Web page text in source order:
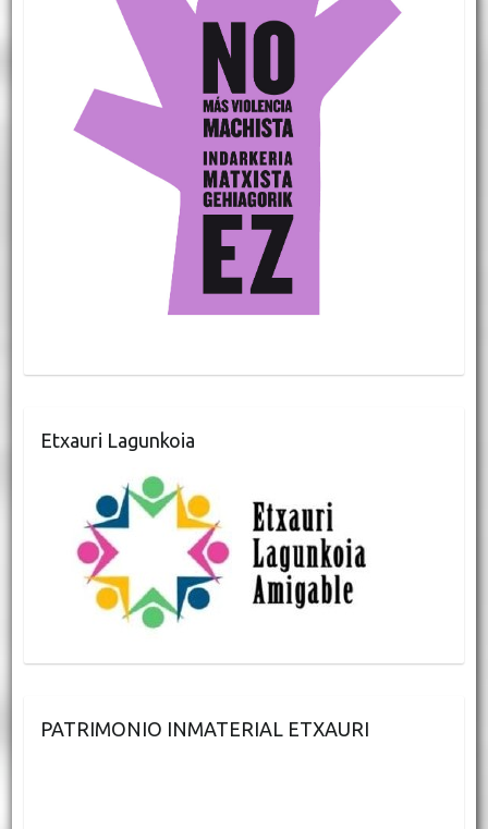
Etxauri Lagunkoia
PATRIMONIO INMATERIAL ETXAURI